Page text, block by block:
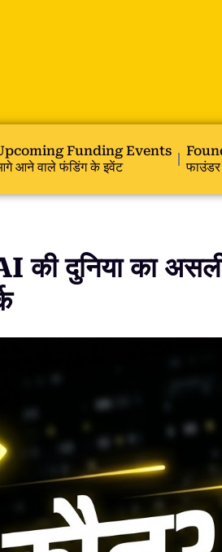
Funding Events
आने वाले फंडिंग के इवेंट
दुनिया का